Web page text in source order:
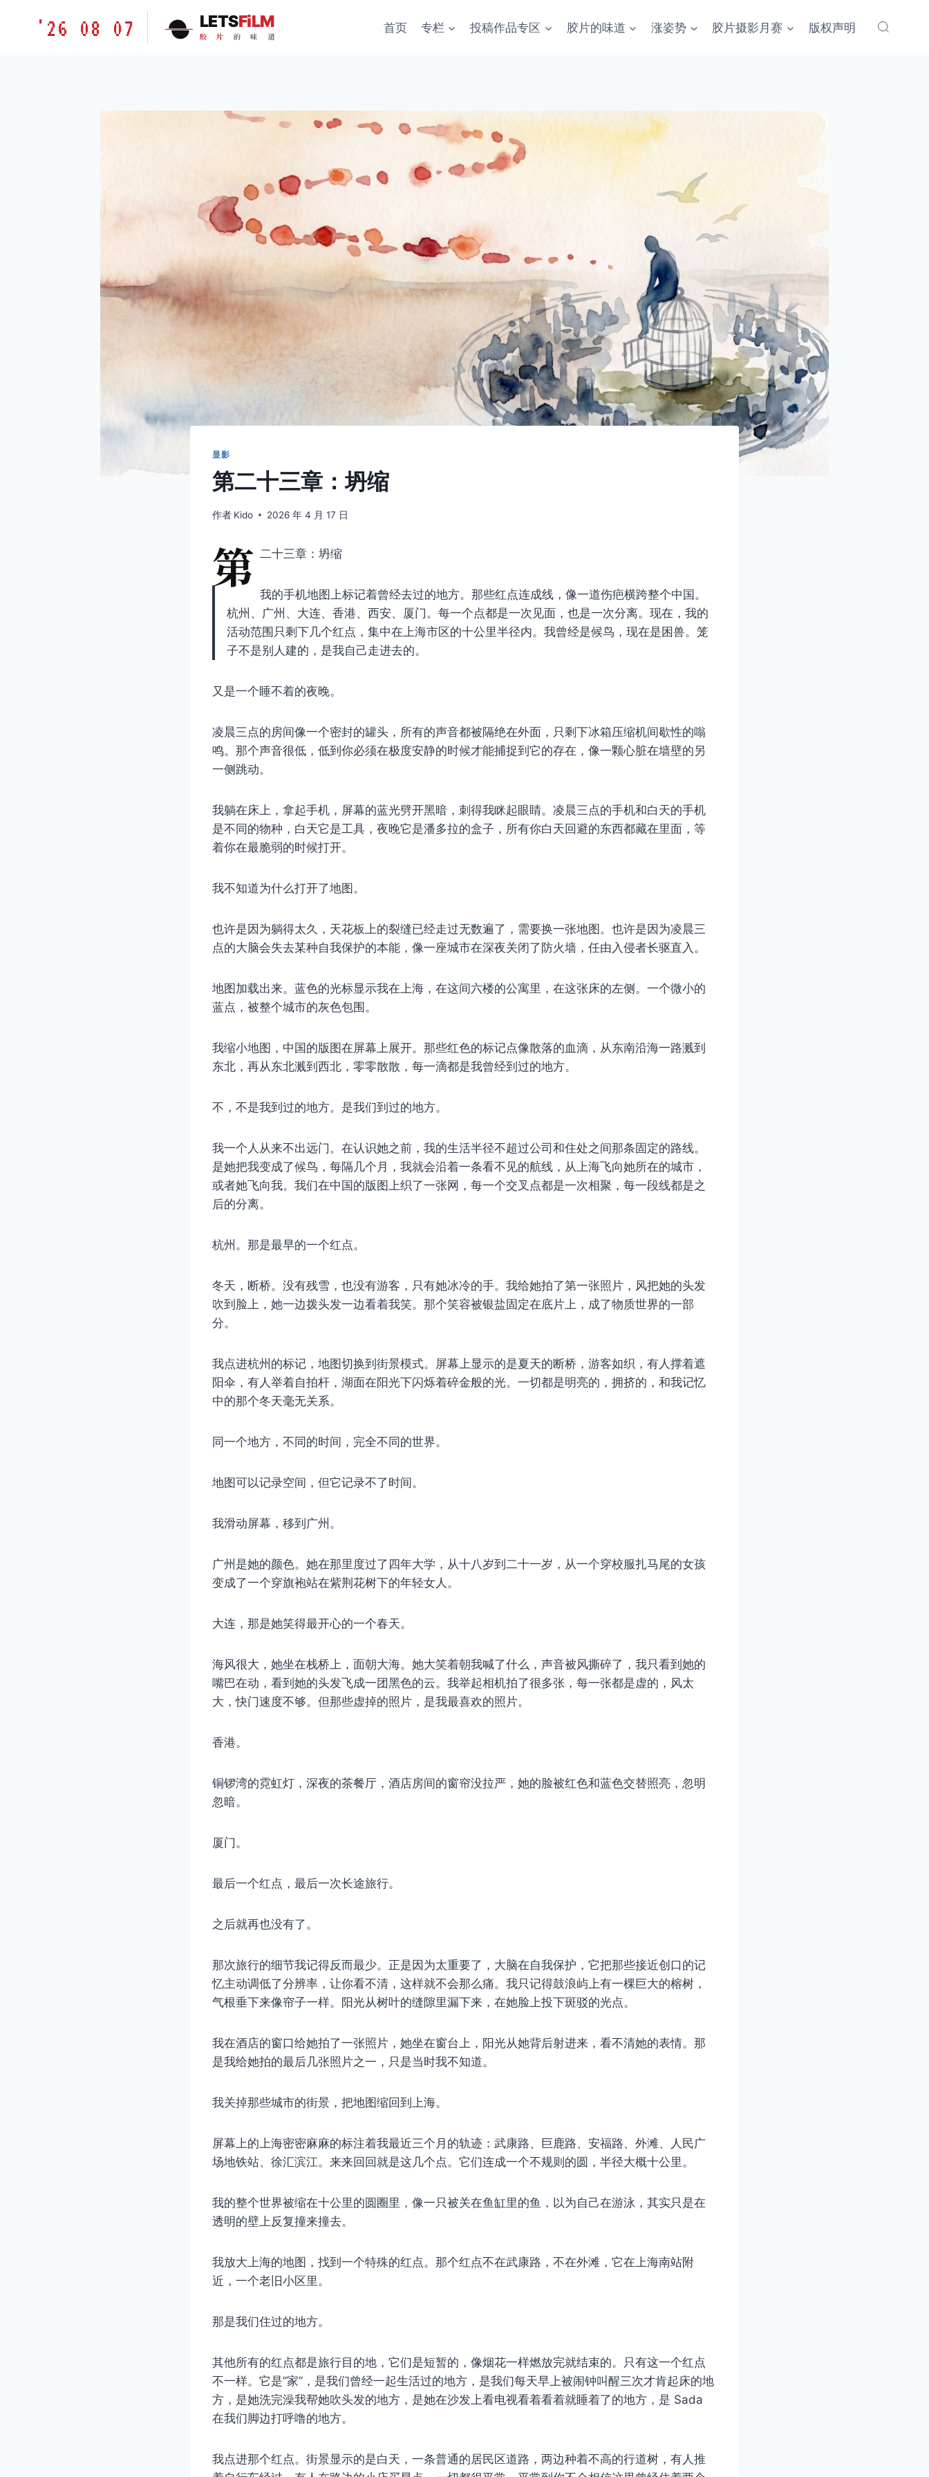
胶'26 08 07 LETSFiLM
胶 片 的 味 道
首页 专栏 投稿作品专区 胶片的味道 涨姿势 胶片摄影月赛 版权声明
显影
第二十三章：坍缩
作者 Kido 2026 年 4 月 17 日
第 二十三章：坍缩
我的手机地图上标记着曾经去过的地方。那些红点连成线，像一道伤疤横跨整个中国。
杭州、广州、大连、香港、西安、厦门。每一个点都是一次见面，也是一次分离。现在，我的
活动范围只剩下几个红点，集中在上海市区的十公里半径内。我曾经是候鸟，现在是困兽。笼
子不是别人建的，是我自己走进去的。
又是一个睡不着的夜晚。
凌晨三点的房间像一个密封的罐头，所有的声音都被隔绝在外面，只剩下冰箱压缩机间歇性的嗡
鸣。那个声音很低，低到你必须在极度安静的时候才能捕捉到它的存在，像一颗心脏在墙壁的另
一侧跳动。
我躺在床上，拿起手机，屏幕的蓝光劈开黑暗，刺得我眯起眼睛。凌晨三点的手机和白天的手机
是不同的物种，白天它是工具，夜晚它是潘多拉的盒子，所有你白天回避的东西都藏在里面，等
着你在最脆弱的时候打开。
我不知道为什么打开了地图。
也许是因为躺得太久，天花板上的裂缝已经走过无数遍了，需要换一张地图。也许是因为凌晨三
点的大脑会失去某种自我保护的本能，像一座城市在深夜关闭了防火墙，任由入侵者长驱直入。
地图加载出来。蓝色的光标显示我在上海，在这间六楼的公寓里，在这张床的左侧。一个微小的
蓝点，被整个城市的灰色包围。
我缩小地图，中国的版图在屏幕上展开。那些红色的标记点像散落的血滴，从东南沿海一路溅到
东北，再从东北溅到西北，零零散散，每一滴都是我曾经到过的地方。
不，不是我到过的地方。是我们到过的地方。
我一个人从来不出远门。在认识她之前，我的生活半径不超过公司和住处之间那条固定的路线。
是她把我变成了候鸟，每隔几个月，我就会沿着一条看不见的航线，从上海飞向她所在的城市，
或者她飞向我。我们在中国的版图上织了一张网，每一个交叉点都是一次相聚，每一段线都是之
后的分离。
杭州。那是最早的一个红点。
冬天，断桥。没有残雪，也没有游客，只有她冰冷的手。我给她拍了第一张照片，风把她的头发
吹到脸上，她一边拨头发一边看着我笑。那个笑容被银盐固定在底片上，成了物质世界的一部
分。
我点进杭州的标记，地图切换到街景模式。屏幕上显示的是夏天的断桥，游客如织，有人撑着遮
阳伞，有人举着自拍杆，湖面在阳光下闪烁着碎金般的光。一切都是明亮的，拥挤的，和我记忆
中的那个冬天毫无关系。
同一个地方，不同的时间，完全不同的世界。
地图可以记录空间，但它记录不了时间。
我滑动屏幕，移到广州。
广州是她的颜色。她在那里度过了四年大学，从十八岁到二十一岁，从一个穿校服扎马尾的女孩
变成了一个穿旗袍站在紫荆花树下的年轻女人。
大连，那是她笑得最开心的一个春天。
海风很大，她坐在栈桥上，面朝大海。她大笑着朝我喊了什么，声音被风撕碎了，我只看到她的
嘴巴在动，看到她的头发飞成一团黑色的云。我举起相机拍了很多张，每一张都是虚的，风太
大，快门速度不够。但那些虚掉的照片，是我最喜欢的照片。
香港。
铜锣湾的霓虹灯，深夜的茶餐厅，酒店房间的窗帘没拉严，她的脸被红色和蓝色交替照亮，忽明
忽暗。
厦门。
最后一个红点，最后一次长途旅行。
之后就再也没有了。
那次旅行的细节我记得反而最少。正是因为太重要了，大脑在自我保护，它把那些接近创口的记
忆主动调低了分辨率，让你看不清，这样就不会那么痛。我只记得鼓浪屿上有一棵巨大的榕树，
气根垂下来像帘子一样。阳光从树叶的缝隙里漏下来，在她脸上投下斑驳的光点。
我在酒店的窗口给她拍了一张照片，她坐在窗台上，阳光从她背后射进来，看不清她的表情。那
是我给她拍的最后几张照片之一，只是当时我不知道。
我关掉那些城市的街景，把地图缩回到上海。
屏幕上的上海密密麻麻的标注着我最近三个月的轨迹：武康路、巨鹿路、安福路、外滩、人民广
场地铁站、徐汇滨江。来来回回就是这几个点。它们连成一个不规则的圆，半径大概十公里。
我的整个世界被缩在十公里的圆圈里，像一只被关在鱼缸里的鱼，以为自己在游泳，其实只是在
透明的壁上反复撞来撞去。
我放大上海的地图，找到一个特殊的红点。那个红点不在武康路，不在外滩，它在上海南站附
近，一个老旧小区里。
那是我们住过的地方。
其他所有的红点都是旅行目的地，它们是短暂的，像烟花一样燃放完就结束的。只有这一个红点
不一样。它是”家”，是我们曾经一起生活过的地方，是我们每天早上被闹钟叫醒三次才肯起床的地
方，是她洗完澡我帮她吹头发的地方，是她在沙发上看电视看着看着就睡着了的地方，是 Sada
在我们脚边打呼噜的地方。
我点进那个红点。街景显示的是白天，一条普通的居民区道路，两边种着不高的行道树，有人推